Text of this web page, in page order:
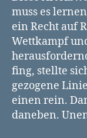
muss es
ein Recht auf
Wettkampf
fing, stellte
gezogene
einen rein.
daneben.